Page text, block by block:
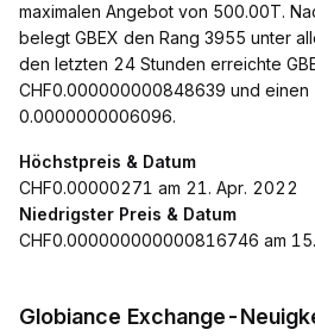
maximalen Angebot von 500.00T.
belegt GBEX den Rang 3955 unter
den letzten 24 Stunden erreichte
CHF0.000000000848639 und einen
0.0000000006096.
Höchstpreis & Datum
CHF0.00000271 am 21. Apr. 2022
Niedrigster Preis & Datum
CHF0.000000000000816746 am
Globiance Exchange-